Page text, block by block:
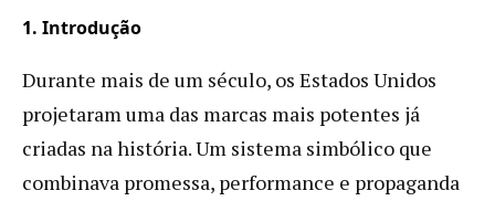
1. Introdução
Durante mais de um século, os Estados Unidos
projetaram uma das marcas mais potentes já
criadas na história. Um sistema simbólico que
combinava promessa, performance e propaganda